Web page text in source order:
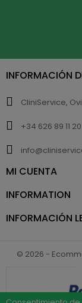
INFORMACIÓN
CliniService,
+34 626 89 11 20
MI CUENTA
INFORMATION
INFORMACIÓN
© 2026 -